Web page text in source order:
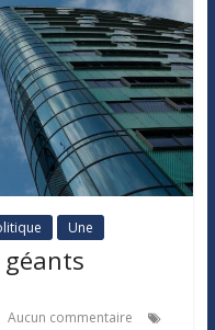
Une
géants
Aucun commentaire